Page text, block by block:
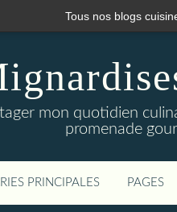
Tous nos blogs
mon quotidien
promenade
PRINCIPALES PAGES